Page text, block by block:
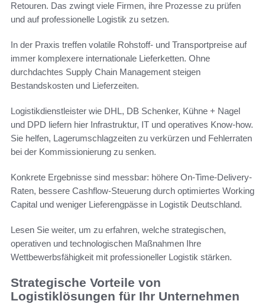
Retouren. Das zwingt viele Firmen, ihre Prozesse zu prüfen
und auf professionelle Logistik zu setzen.
In der Praxis treffen volatile Rohstoff- und Transportpreise auf
immer komplexere internationale Lieferketten. Ohne
durchdachtes Supply Chain Management steigen
Bestandskosten und Lieferzeiten.
Logistikdienstleister wie DHL, DB Schenker, Kühne + Nagel
und DPD liefern hier Infrastruktur, IT und operatives Know-how.
Sie helfen, Lagerumschlagzeiten zu verkürzen und Fehlerraten
bei der Kommissionierung zu senken.
Konkrete Ergebnisse sind messbar: höhere On-Time-Delivery-
Raten, bessere Cashflow-Steuerung durch optimiertes Working
Capital und weniger Lieferengpässe in Logistik Deutschland.
Lesen Sie weiter, um zu erfahren, welche strategischen,
operativen und technologischen Maßnahmen Ihre
Wettbewerbsfähigkeit mit professioneller Logistik stärken.
Strategische Vorteile von
Logistiklösungen für Ihr Unternehmen